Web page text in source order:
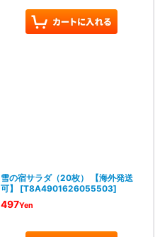
雪の宿サラダ（20枚） 【海外発送
可】
[T8A4901626055503]
497Yen